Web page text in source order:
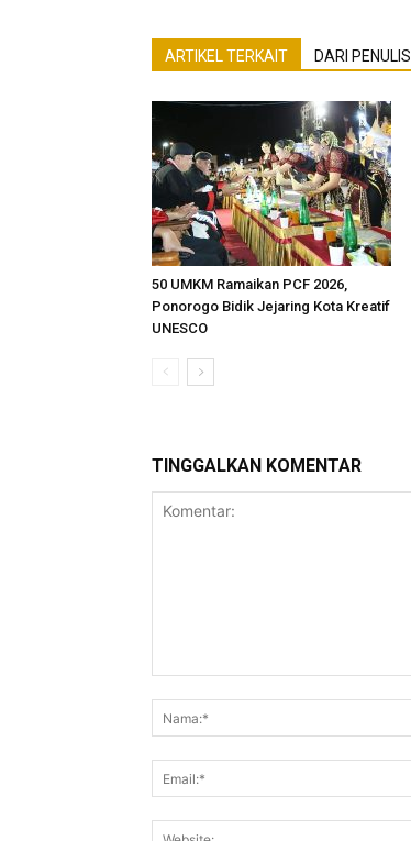
ARTIKEL TERKAIT DARI PENULIS
50 UMKM Ramaikan PCF 2026,
Ponorogo Bidik Jejaring Kota Kreatif
UNESCO
TINGGALKAN KOMENTAR